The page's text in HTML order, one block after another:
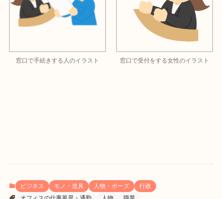
窓口で手続きする人のイラスト 窓口で受付をする女性のイラスト
ビジネス モノ・道具 人物・ポーズ
行政